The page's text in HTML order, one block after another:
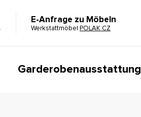
E-Anfrage zu Möbeln
Werkstattmöbel POLAK CZ
Garderobenausstattung